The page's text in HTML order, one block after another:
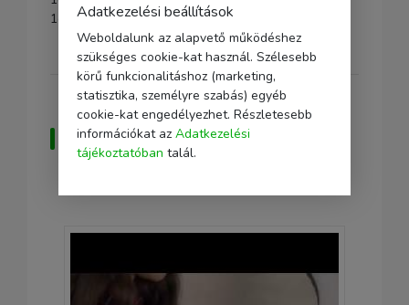
1db hordtáska
Bemutató videó a
Adatkezelési beállítások
Weboldalunk az alapvető működéshez
szükséges cookie-kat használ. Szélesebb
körű funkcionalitáshoz (marketing,
statisztika, személyre szabás) egyéb
cookie-kat engedélyezhet. Részletesebb
információkat az Adatkezelési
tájékoztatóban talál.